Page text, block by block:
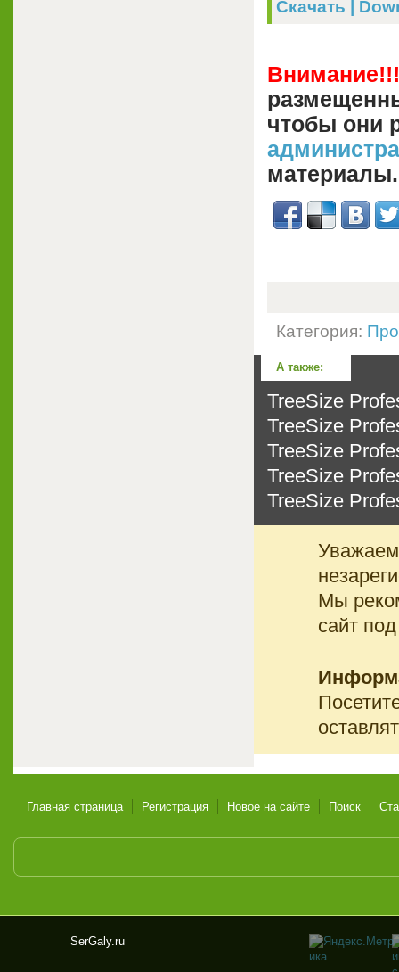
Скачать |
Внимание!!!
чтобы они
материалы.
Категория:
А также:
TreeSize
TreeSize
TreeSize
TreeSize
TreeSize
Мы
сайт
Главная страница Регистрация Новое на сайте Поиск
SerGaly.ru